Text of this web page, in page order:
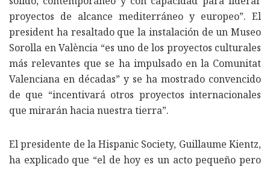
proyectos de alcance mediterráneo y europeo”. El
president ha resaltado que la instalación de un Museo
Sorolla en València “es uno de los proyectos culturales
más relevantes que se ha impulsado en la Comunitat
Valenciana en décadas” y se ha mostrado convencido
de que “incentivará otros proyectos internacionales
que mirarán hacia nuestra tierra”.
El presidente de la Hispanic Society, Guillaume Kientz,
ha explicado que “el de hoy es un acto pequeño pero